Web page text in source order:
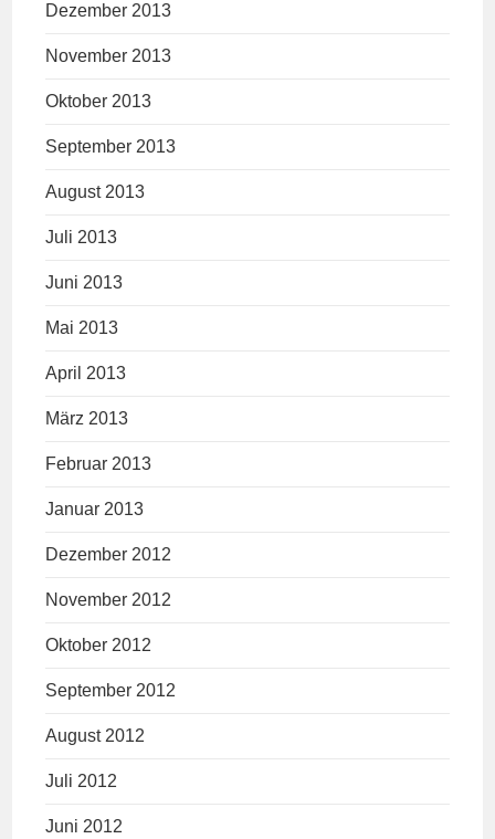
Dezember 2013
November 2013
Oktober 2013
September 2013
August 2013
Juli 2013
Juni 2013
Mai 2013
April 2013
März 2013
Februar 2013
Januar 2013
Dezember 2012
November 2012
Oktober 2012
September 2012
August 2012
Juli 2012
Juni 2012